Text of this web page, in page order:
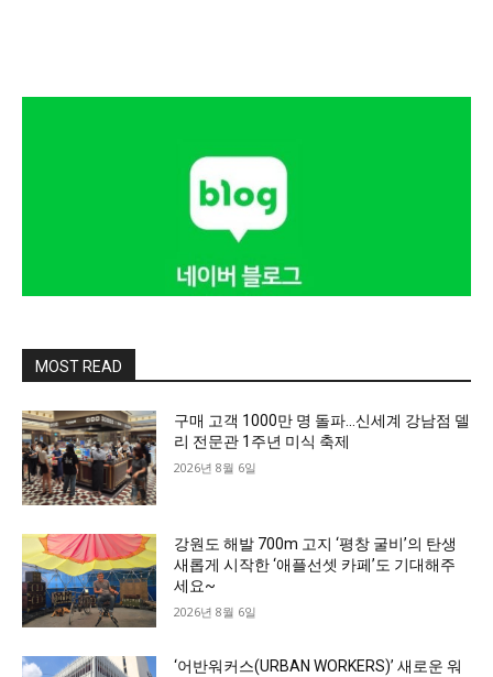
MOST READ
구매 고객 1000만 명 돌파…신세계 강남점 델
리 전문관 1주년 미식 축제
2026년 8월 6일
강원도 해발 700m 고지 ‘평창 굴비’의 탄생
새롭게 시작한 ‘애플선셋 카페’도 기대해주
세요~
2026년 8월 6일
‘어반워커스(URBAN WORKERS)’ 새로운 워